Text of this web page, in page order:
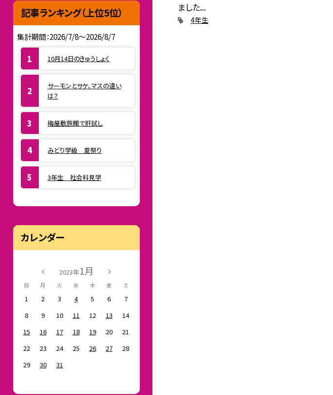
ました...
4年生
記事ランキング（上位5位）
集計期間：2026/7/8～2026/8/7
10月14日のきゅうしょく
サーモンとサケ、マスの違い
は？
梅屋敷旅館で肝試し
みどり学級 夏祭り
3年生 社会科見学
カレンダー
2023年1月
日 月 火 水 木 金 土
1 2 3 4 5 6
7
8
9 10 11 12 13
14
15
16 17 18 19 20
21
22
23 24 25 26 27
28
29
30 31